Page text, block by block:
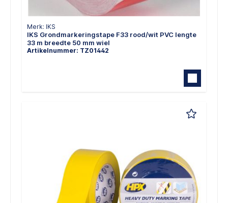
Merk: IKS
IKS Grondmarkeringstape F33 rood/wit PVC lengte
33 m breedte 50 mm wiel
Artikelnummer: TZ01442